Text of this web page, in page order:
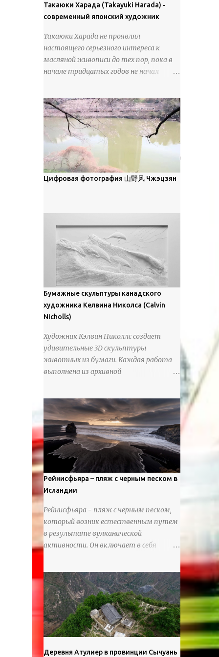
18 век. Шахматный набор "Рыцари
против турок" в шкатулке из
см, Холмогоры, 18 век....
покрова может восприниматься как
матовая. Такое свойство чаще всего
метелевого и фирнизированного снега.
Тем не менее, иногда значительное
количество кристаллов может
располагаться в одной плоскости,
поверхностной изморози. В данном
случае усиливается зеркальное
отражение, что приводит к
искристости снега, зависящей от
положения наблюдателя и высоты
солнца. Зеркальные свойства наиболее
заметны при угле солнечного света 15°
и ниже; при более высокой солнечной
описываются индикатрисой ...
Такаюки Харада (Takayuki Harada) -
современный японский художник
Такаюки Харада не проявлял
настоящего серьезного интереса к
масляной живописи до тех пор, пока в
начале тридцатых годов не начал
художественные музеи и галереи, он
был глубоко тронут и вдохновлен
красотой масляной живописи великих
мастеров. Искусствовед Брайан
Шервин прокомментировал картины
художника, заявив, что "Такаюки
Харада сочетает в себе классическую
смысле, персонажи его картин
предлагают зрителям незаконченный
рассказ, который усиливается его
уникальной манерой использования
освещения". Для просмотра всех работ,
посетите страницу –
https://www.artfinder.com/artist/takayuki-
harada/about/#/
Цифровая фотография 山野风 Чжэцзян
Бумажные скульптуры канадского
художника Келвина Николса (Calvin
Nicholls)
Художник Кэлвин Николлс создает
удивительные 3D скульптуры
животных из бумаги. Каждая работа
выполнена из архивной
выцветание. Николлс использует
крошечные количества клея для
закрепления отдельных деталей,
используя ножи и инструменты для
текстурирования, чтобы точно
вылепить каждую деталь. источник
https://calvinnicholls.com/
Рейнисфьяра – пляж с черным песком в
Исландии
Рейнисфьяра - пляж с черным песком,
который возник естественным путем
в результате вулканической
активности. Он включает в себя
массивные базальтовые
шестиугольные колонны, высокие
утесы, лавовые образования, черную
береговую линию и великолепные
каменные арки.
Деревня Атулиер в провинции Сычуань